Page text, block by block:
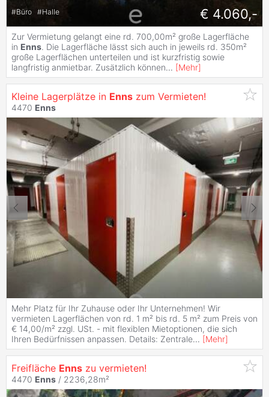
#Büro #Halle € 4.060,-
Zur Vermietung gelangt eine rd. 700,00m² große Lagerfläche
in Enns. Die Lagerfläche lässt sich auch in jeweils rd. 350m²
große Lagerflächen unterteilen und ist kurzfristig sowie
langfristig anmietbar. Zusätzlich können... [Mehr]
Kleine Lagerplätze in Enns zum Vermieten!
4470 Enns
Mehr Platz für Ihr Zuhause oder Ihr Unternehmen! Wir
vermieten Lagerflächen von rd. 1 m² bis rd. 5 m² zum Preis von
€ 14,00/m² zzgl. USt. - mit flexiblen Mietoptionen, die sich
Ihren Bedürfnissen anpassen. Details: Zentrale... [Mehr]
Freifläche Enns zu vermieten!
4470 Enns / 2236,28m²